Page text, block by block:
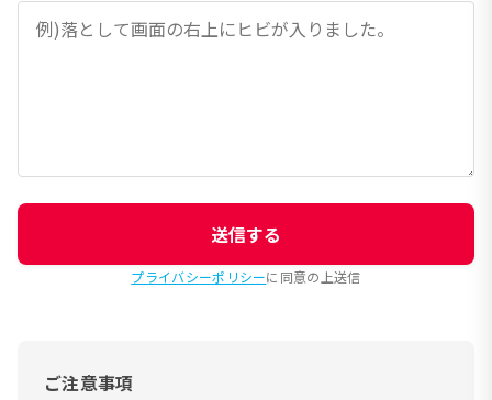
送信する
プライバシーポリシーに同意の上送信
ご注意事項